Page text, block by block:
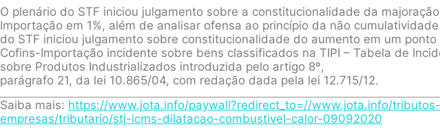
O plenário do STF iniciou julgamento sobre a constitucionalidade da
Importação em 1%, além de analisar ofensa ao princípio da não
do STF iniciou julgamento sobre constitucionalidade do aumento em um
Cofins-Importação incidente sobre bens classificados na TIPI – Tabela de
sobre Produtos Industrializados introduzida pelo artigo 8º,
parágrafo 21, da lei 10.865/04, com redação dada pela lei 12.715/12.
Saiba mais: https://www.jota.info/paywall?redirect_to=//www.jota.info/
empresas/tributario/stj-icms-dilatacao-combustivel-calor-09092020